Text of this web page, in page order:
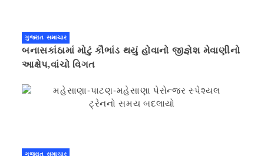
ગુજરાત સમાચાર
બનાસકાંઠામાં મોટું કૌભાંડ થયું હોવાનો જીજ્ઞેશ મેવાણીનો
આક્ષેપ,વાંચો વિગત
ગુજરાત સમાચાર